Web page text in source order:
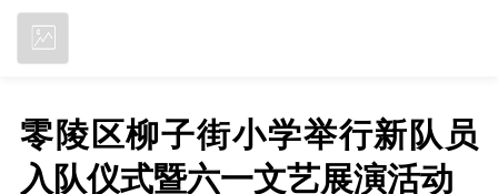
零陵区柳子街小学举行新队员
入队仪式暨六一文艺展演活动